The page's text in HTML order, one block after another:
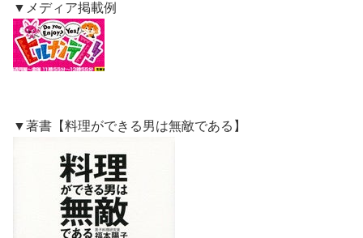
▼メディア掲載例
▼著書【料理ができる男は無敵である】